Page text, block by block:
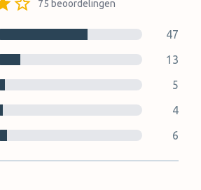
75 beoordelingen
47
13
5
4
6